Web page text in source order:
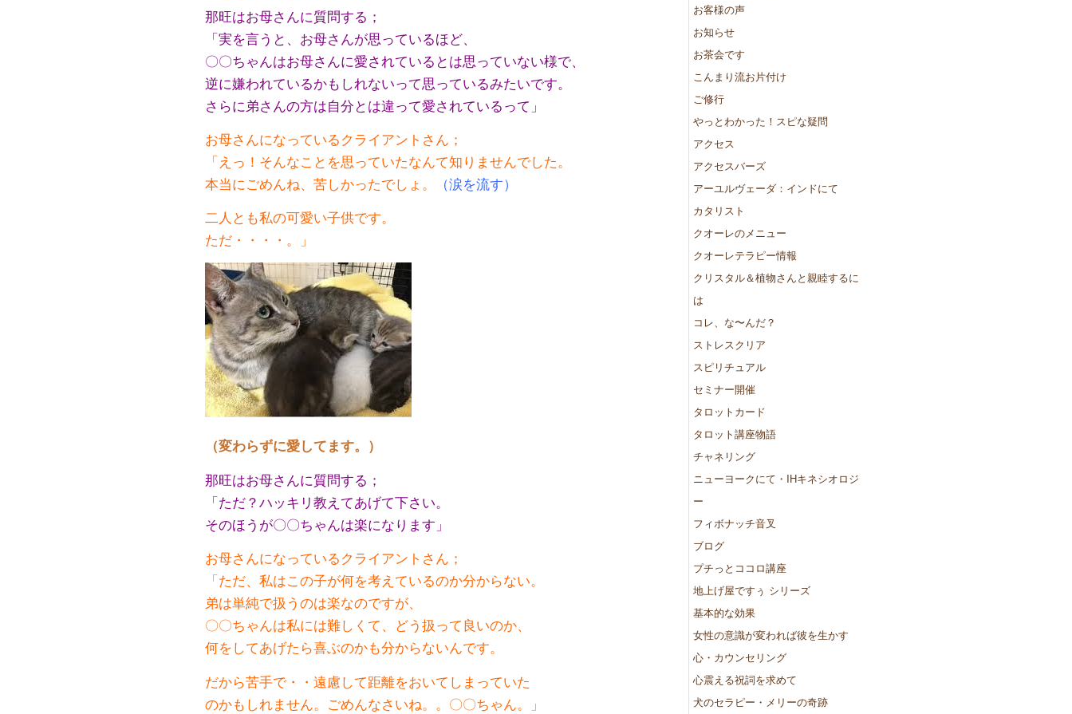
那旺はお母さんに質問する；
「実を言うと、お母さんが思っているほど、
〇〇ちゃんはお母さんに愛されているとは思っていない様で、
逆に嫌われているかもしれないって思っているみたいです。
さらに弟さんの方は自分とは違って愛されているって」
お母さんになっているクライアントさん；
「えっ！そんなことを思っていたなんて知りませんでした。
本当にごめんね、苦しかったでしょ。
（涙を流す）
二人とも私の可愛い子供です。
ただ・・・・。」
（変わらずに愛してます。）
那旺はお母さんに質問する；
「ただ？ハッキリ教えてあげて下さい。
そのほうが〇〇ちゃんは楽になります」
お母さんになっているクライアントさん；
「ただ、私はこの子が何を考えているのか分からない。
弟は単純で扱うのは楽なのですが、
〇〇ちゃんは私には難しくて、どう扱って良いのか、
何をしてあげたら喜ぶのかも分からないんです。
だから苦手で・・遠慮して距離をおいてしまっていた
のかもしれません。ごめんなさいね。。〇〇ちゃん。」
お客様の声
お知らせ
お茶会です
こんまり流お片付け
ご修行
やっとわかった！スピな疑問
アクセス
アクセスバーズ
アーユルヴェーダ：インドにて
カタリスト
クオーレのメニュー
クオーレテラピー情報
クリスタル＆植物さんと親睦するに
は
コレ、な〜んだ？
ストレスクリア
スピリチュアル
セミナー開催
タロットカード
タロット講座物語
チャネリング
ニューヨークにて・IHキネシオロジ
ー
フィボナッチ音叉
ブログ
プチっとココロ講座
地上げ屋ですぅ シリーズ
基本的な効果
女性の意識が変われば彼を生かす
心・カウンセリング
心震える祝詞を求めて
犬のセラピー・メリーの奇跡